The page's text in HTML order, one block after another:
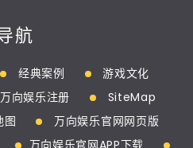
航
经典案例
游戏文化
向娱乐注册
SiteMap
图
万向娱乐官网网页版
万向娱乐官网APP下载